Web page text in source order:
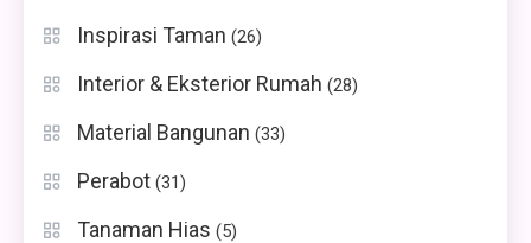
Inspirasi Taman (26)
Interior & Eksterior Rumah (28)
Material Bangunan (33)
Perabot (31)
Tanaman Hias (5)